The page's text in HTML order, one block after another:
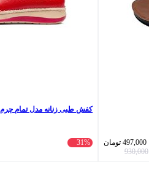
497,000 تومان
930,000
کفش طبی زنانه مدل تمام چرم
31%